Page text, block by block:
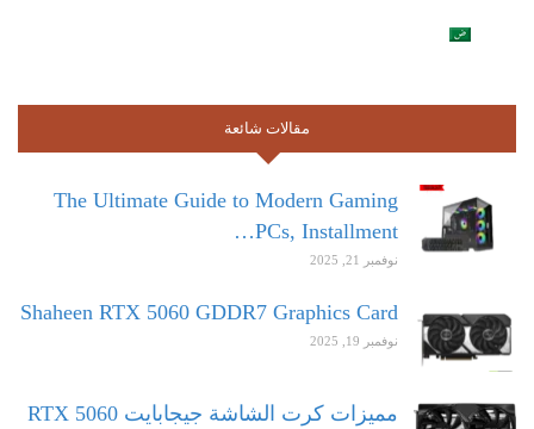
مقالات شائعة
The Ultimate Guide to Modern Gaming
PCs, Installment…
نوفمبر 21, 2025
Shaheen RTX 5060 GDDR7 Graphics Card
نوفمبر 19, 2025
مميزات كرت الشاشة جيجابايت RTX 5060